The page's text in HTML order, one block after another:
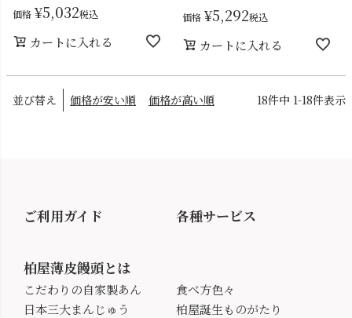
価格 ¥5,032税込
カートに入れる
価格 ¥5,292税込
カートに入れる
並び替え 価格が安い順 価格が高い順 18件中 1-18件表示
ご利用ガイド 各種サービス
柏屋薄皮饅頭とは
こだわりの自家製あん
日本三大まんじゅう
食べ方色々
柏屋誕生ものがたり